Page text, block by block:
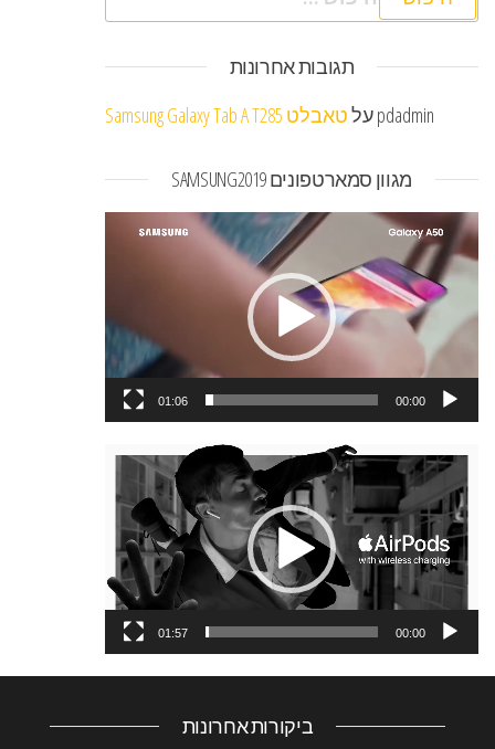
תגובות אחרונות
pdadminעלטאבלט Samsung Galaxy Tab A T285
מגוון סמארטפונים SAMSUNG2019
נגן
וידאו
00:00
01:06
נגן
וידאו
00:00
01:57
ביקורות אחרונות